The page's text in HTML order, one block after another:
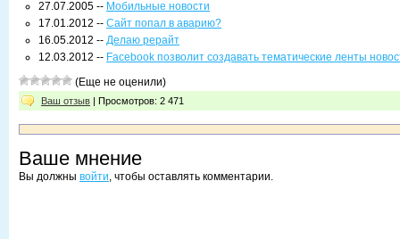
27.07.2005 -- Мобильные новости
17.01.2012 -- Сайт попал в аварию?
16.05.2012 -- Делаю рерайт
12.03.2012 -- Facebook позволит создавать тематические ленты
(Еще не оценили)
Ваш отзыв | Просмотров: 2 471
Ваше мнение
Вы должны войти, чтобы оставлять комментарии.